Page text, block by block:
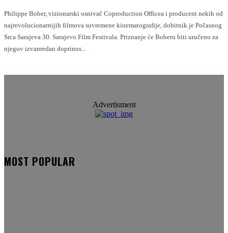
Philippe Bober, vizionarski osnivač Coproduction Officea i producent nekih od
najrevolucionarnijih filmova suvremene kinematografije, dobitnik je Počasnog
Srca Sarajeva 30. Sarajevo Film Festivala. Priznanje će Boberu biti uručeno za
njegov izvanredan doprinos...
Advertisment
MOST POPULAR